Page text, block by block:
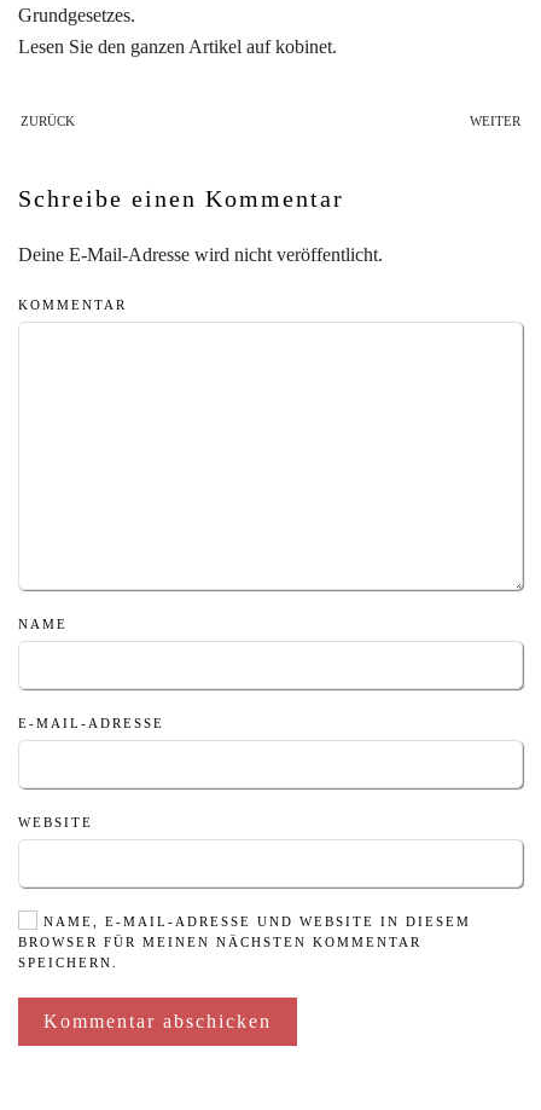
Grundgesetzes.
Lesen Sie den ganzen Artikel auf kobinet.
ZURÜCK WEITER
Schreibe einen Kommentar
Deine E-Mail-Adresse wird nicht veröffentlicht.
KOMMENTAR
NAME
E-MAIL-ADRESSE
WEBSITE
NAME, E-MAIL-ADRESSE UND WEBSITE IN DIESEM
BROWSER FÜR MEINEN NÄCHSTEN KOMMENTAR
SPEICHERN.
Kommentar abschicken